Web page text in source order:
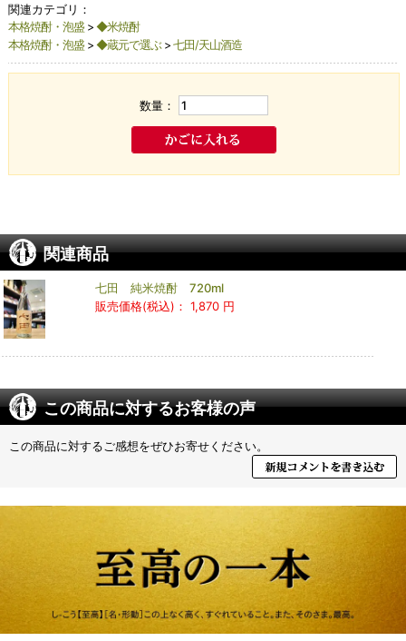
関連カテゴリ：
本格焼酎・泡盛> ◆米焼酎
本格焼酎・泡盛> ◆蔵元で選ぶ> 七田/天山酒造
数量：
関連商品
七田 純米焼酎 720ml
販売価格(税込)： 1,870 円
この商品に対するお客様の声
この商品に対するご感想をぜひお寄せください。